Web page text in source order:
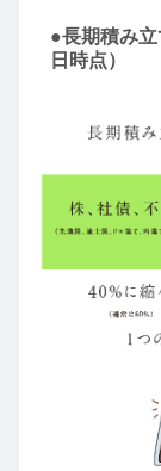
●長期積み
日時点）